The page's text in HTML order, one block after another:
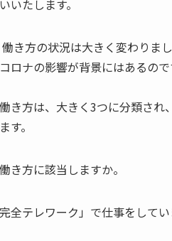
いたします。
き方の状況は大きく変わりま
ロナの影響が背景にはあるの
き方は、大きく3つに分類さ
す。
き方に該当しますか。
全テレワーク」で仕事をしてい